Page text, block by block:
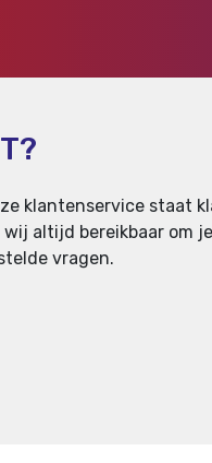
klantenservice staat
altijd bereikbaar om
vragen.